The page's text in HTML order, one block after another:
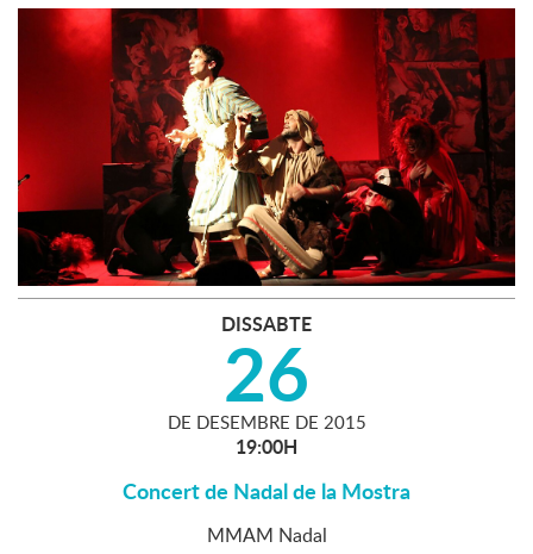
DISSABTE
26
DE DESEMBRE DE 2015
19:00H
Concert de Nadal de la Mostra
MMAM Nadal